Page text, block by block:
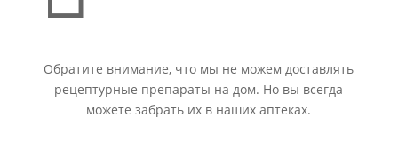
Обратите внимание, что мы не можем доставлять
рецептурные препараты на дом. Но вы всегда
можете забрать их в наших аптеках.